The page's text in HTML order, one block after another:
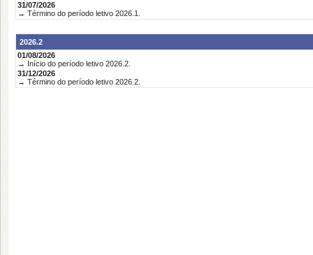
31/07/2026
→ Término do período letivo 2026.1.
2026.2
01/08/2026
→ Início do período letivo 2026.2.
31/12/2026
→ Término do período letivo 2026.2.